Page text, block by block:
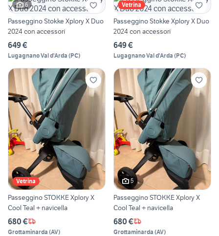
6
Passeggino Stokke Xplory X Duo
2024 con accessori
649 €
Lugagnano Val d'Arda (PC)
Vetrina
Passeggino Stokke Xplory X Duo
2024 con accessori
649 €
Lugagnano Val d'Arda (PC)
Vetrina
Passeggino STOKKE Xplory X
Cool Teal + navicella
680 €
Grottaminarda (AV)
5
Passeggino STOKKE Xplory X
Cool Teal + navicella
680 €
Grottaminarda (AV)